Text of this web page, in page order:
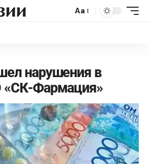
Aa
нарушения в
«СК-Фармация»